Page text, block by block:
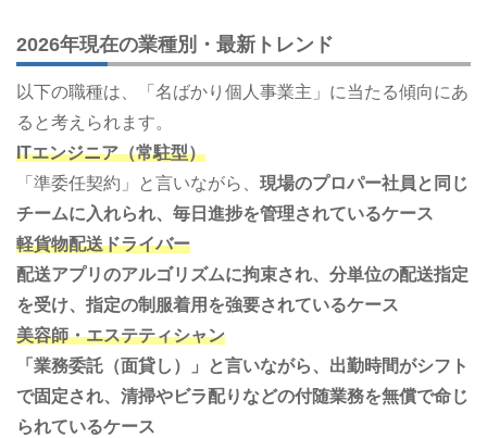
2026年現在の業種別・最新トレンド
以下の職種は、「名ばかり個人事業主」に当たる傾向にあ
ると考えられます。
ITエンジニア（常駐型）
「準委任契約」と言いながら、 現場のプロパー社員と同じ
チームに入れられ、毎日進捗を管理されているケース
軽貨物配送ドライバー
配送アプリのアルゴリズムに拘束され、分単位の配送指定
を受け、指定の制服着用を強要されているケース
美容師・エステティシャン
「業務委託（面貸し）」と言いながら、出勤時間がシフト
で固定され、清掃やビラ配りなどの付随業務を無償で命じ
られているケース